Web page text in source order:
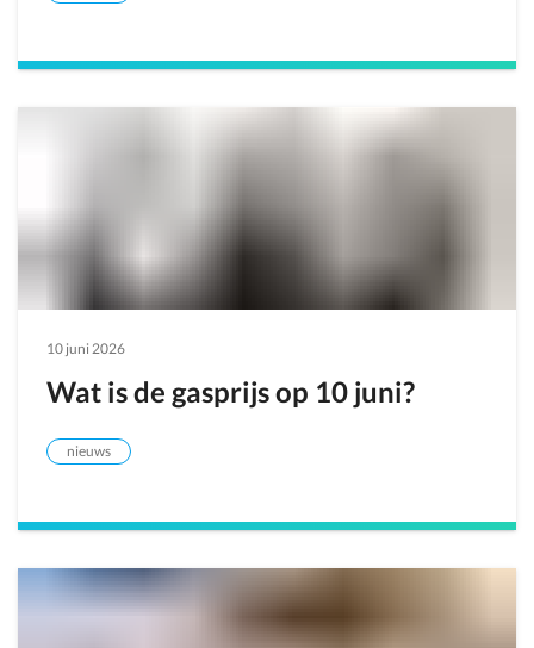
10 juni 2026
Wat is de gasprijs op 10 juni?
nieuws